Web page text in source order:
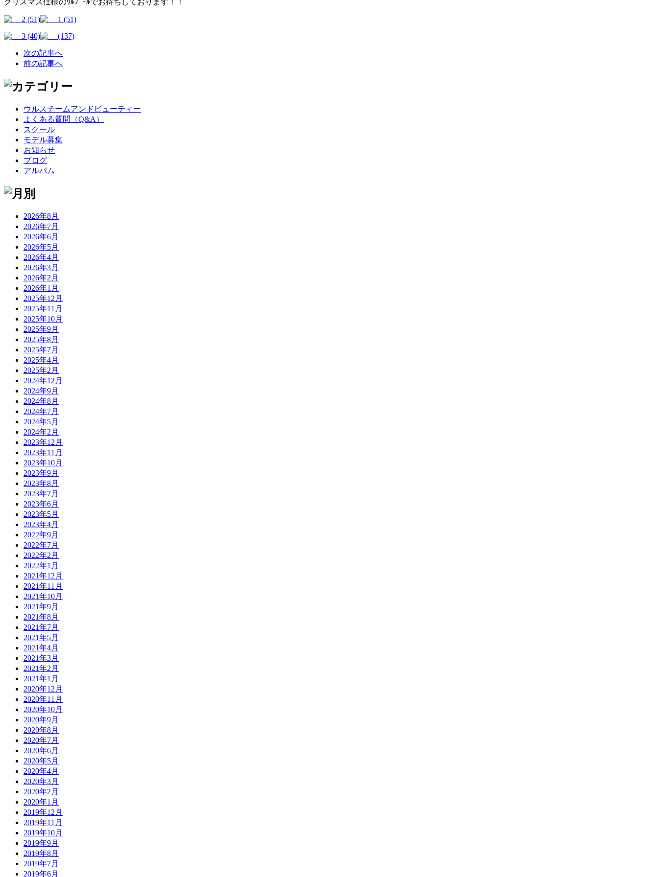
クリスマス仕様のｳﾙﾌﾟｰﾙでお待ちしております！！
次の記事へ
前の記事へ
ウルスチームアンドビューティー
よくある質問（Q&A）
スクール
モデル募集
お知らせ
ブログ
アルバム
2026年8月
2026年7月
2026年6月
2026年5月
2026年4月
2026年3月
2026年2月
2026年1月
2025年12月
2025年11月
2025年10月
2025年9月
2025年8月
2025年7月
2025年4月
2025年2月
2024年12月
2024年9月
2024年8月
2024年7月
2024年5月
2024年2月
2023年12月
2023年11月
2023年10月
2023年9月
2023年8月
2023年7月
2023年6月
2023年5月
2023年4月
2022年9月
2022年7月
2022年2月
2022年1月
2021年12月
2021年11月
2021年10月
2021年9月
2021年8月
2021年7月
2021年5月
2021年4月
2021年3月
2021年2月
2021年1月
2020年12月
2020年11月
2020年10月
2020年9月
2020年8月
2020年7月
2020年6月
2020年5月
2020年4月
2020年3月
2020年2月
2020年1月
2019年12月
2019年11月
2019年10月
2019年9月
2019年8月
2019年7月
2019年6月